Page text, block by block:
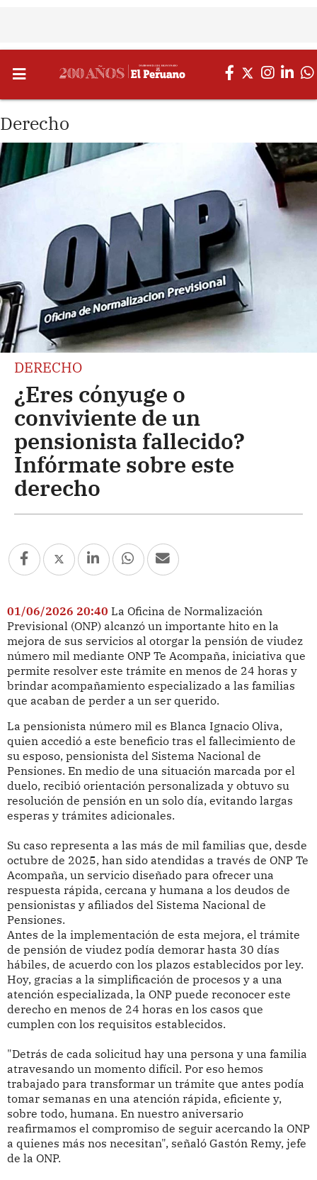
Derecho
DERECHO
¿Eres cónyuge o
conviviente de un
pensionista fallecido?
Infórmate sobre este
derecho
01/06/2026 20:40 La Oficina de Normalización
Previsional (ONP) alcanzó un importante hito en la
mejora de sus servicios al otorgar la pensión de viudez
número mil mediante ONP Te Acompaña, iniciativa que
permite resolver este trámite en menos de 24 horas y
brindar acompañamiento especializado a las familias
que acaban de perder a un ser querido.
La pensionista número mil es Blanca Ignacio Oliva,
quien accedió a este beneficio tras el fallecimiento de
su esposo, pensionista del Sistema Nacional de
Pensiones. En medio de una situación marcada por el
duelo, recibió orientación personalizada y obtuvo su
resolución de pensión en un solo día, evitando largas
esperas y trámites adicionales.
Su caso representa a las más de mil familias que, desde
octubre de 2025, han sido atendidas a través de ONP Te
Acompaña, un servicio diseñado para ofrecer una
respuesta rápida, cercana y humana a los deudos de
pensionistas y afiliados del Sistema Nacional de
Pensiones.
Antes de la implementación de esta mejora, el trámite
de pensión de viudez podía demorar hasta 30 días
hábiles, de acuerdo con los plazos establecidos por ley.
Hoy, gracias a la simplificación de procesos y a una
atención especializada, la ONP puede reconocer este
derecho en menos de 24 horas en los casos que
cumplen con los requisitos establecidos.
"Detrás de cada solicitud hay una persona y una familia
atravesando un momento difícil. Por eso hemos
trabajado para transformar un trámite que antes podía
tomar semanas en una atención rápida, eficiente y,
sobre todo, humana. En nuestro aniversario
reafirmamos el compromiso de seguir acercando la ONP
a quienes más nos necesitan", señaló Gastón Remy, jefe
de la ONP.